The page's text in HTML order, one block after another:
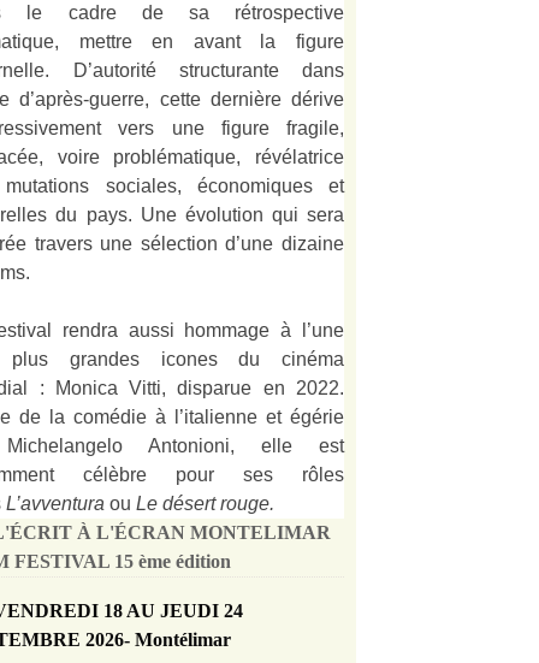
le cadre de sa rétrospective
mettre en avant la figure
D’autorité structurante dans
d’après-guerre, cette dernière dérive
vers une figure fragile,
voire problématique, révélatrice
sociales, économiques et
du pays. Une évolution qui sera
travers une sélection d’une dizaine
rendra aussi hommage à l’une
plus grandes icones du cinéma
: Monica Vitti, disparue en 2022.
de la comédie à l’italienne et égérie
Antonioni, elle est
célèbre pour ses rôles
L’avventura ou Le désert rouge.
À L'ÉCRAN MONTELIMAR
FESTIVAL 15 ème édition
18 AU JEUDI 24
2026- Montélimar